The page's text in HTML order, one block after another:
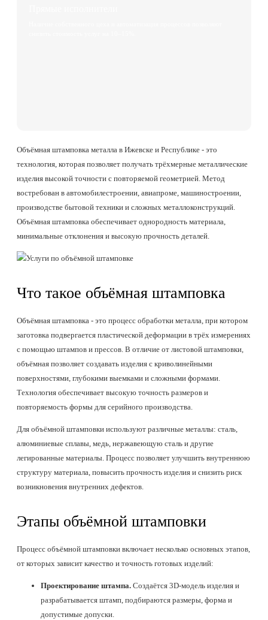
Объёмная штамповка металла в Ижевске и Республике - это
технология, которая позволяет получать трёхмерные металлические
изделия высокой точности с повторяемой геометрией. Метод
востребован в автомобилестроении, авиапроме, машиностроении,
производстве бытовой техники и сложных металлоконструкций.
Объёмная штамповка обеспечивает однородность материала,
минимальные отклонения и высокую прочность деталей.
Что такое объёмная штамповка
Объёмная штамповка - это процесс обработки металла, при котором
заготовка подвергается пластической деформации в трёх измерениях
с помощью штампов и прессов. В отличие от листовой штамповки,
объёмная позволяет создавать изделия с криволинейными
поверхностями, глубокими выемками и сложными формами.
Технология обеспечивает высокую точность размеров и
повторяемость формы для серийного производства.
Для объёмной штамповки используют различные металлы: сталь,
алюминиевые сплавы, медь, нержавеющую сталь и другие
легированные материалы. Процесс позволяет улучшить внутреннюю
структуру материала, повысить прочность изделия и снизить риск
возникновения внутренних дефектов.
Этапы объёмной штамповки
Процесс объёмной штамповки включает несколько основных этапов,
от которых зависит качество и точность готовых изделий:
Проектирование штампа. Создаётся 3D-модель изделия и
разрабатывается штамп, подбираются размеры, форма и
допустимые допуски.